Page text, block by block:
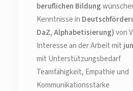
beruflichen Bildung
Kenntnisse in
DaZ, Alphabetisierung)von
Interesse an der Arbeit mit
mit Unterstützungsbedarf
Teamfähigkeit, Empathie und
Kommunikationsstärke